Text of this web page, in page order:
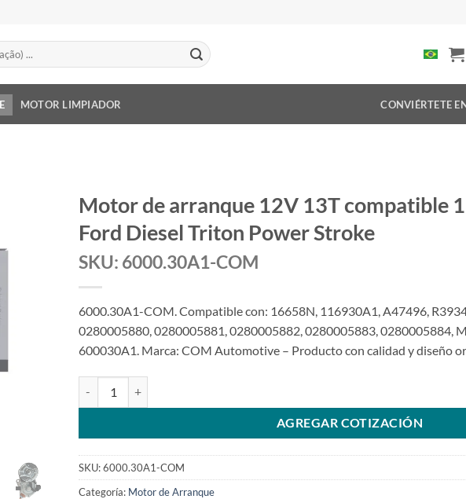
MOTOR LIMPIADOR CONVIÉRTETE
Motor de arranque 12V 13T compatible
Ford Diesel Triton Power Stroke
SKU: 6000.30A1-COM
6000.30A1-COM. Compatible con: 16658N, 116930A1, A47496,
0280005880, 0280005881, 0280005882, 0280005883, 0280005884,
600030A1. Marca: COM Automotive – Producto con calidad y diseño
AGREGAR COTIZACIÓN
SKU:6000.30A1-COM
Categoría: Motor de Arranque